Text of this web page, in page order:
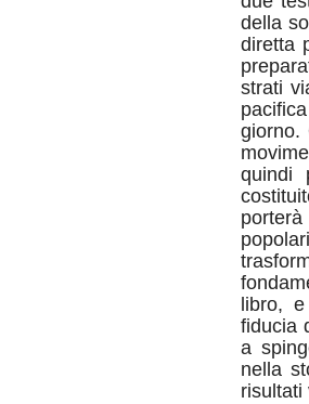
della
diretta
strati
giorno.
quindi
libro,
fiducia
a
nella
risultati